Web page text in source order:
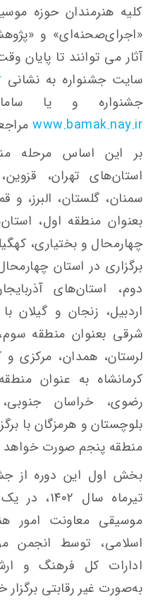
کلیه هنرمندان حوزه
«اجرای‌صحنه‌ای» و
سایت جشنواره به نشانی
جشنواره و یا
www.bamak.nay.ir
بر این اساس مرحله
استان‌های تهران،
سمنان، گلستان، البرز، و
بعنوان منطقه اول،
چهارمحال و بختیاری،
برگزاری در استان
دوم، استان‌های
اردبیل، زنجان و گیلان
شرقی بعنوان منطقه سوم،
لرستان، همدان، مرکزی و
کرمانشاه به عنوان
رضوی، خراسان
بلوچستان و هرمزگان با
منطقه پنجم صورت خواهد
تیرماه
موسیقی معاونت امور
اسلامی، توسط انجمن
ادارات کل فرهنگ و
به‌صورت غیر رقابتی